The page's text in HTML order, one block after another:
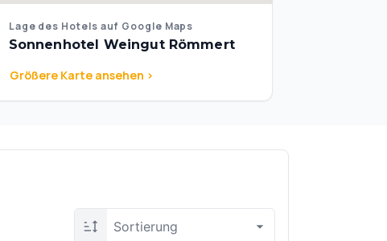
Lage des Hotels auf Google Maps
Sonnenhotel Weingut Römmert
Größere Karte ansehen >
Sortierung